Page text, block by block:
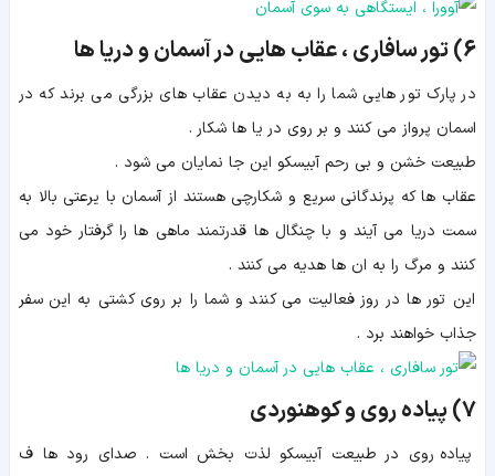
6) تور سافاری ، عقاب هایی در آسمان و دریا ها
در پارک تور هایی شما را به به دیدن عقاب های بزرگی می برند که در
اسمان پرواز می کنند و بر روی در یا ها شکار .
طبیعت خشن و بی رحم آبیسکو این جا نمایان می شود .
عقاب ها که پرندگانی سریع و شکارچی هستند از آسمان با یرعتی بالا به
سمت دریا می آیند و با چنگال ها قدرتمند ماهی ها را گرفتار خود می
کنند و مرگ را به ان ها هدیه می کنند .
این تور ها در روز فعالیت می کنند و شما را بر روی کشتی به این سفر
جذاب خواهند برد .
7) پیاده روی و کوهنوردی
پیاده روی در طبیعت آبیسکو لذت بخش است . صدای رود ها ف